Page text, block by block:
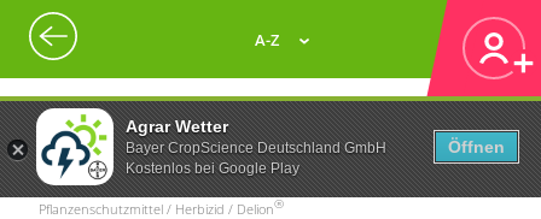
Agrar Wetter
Bayer CropScience Deutschland GmbH
Kostenlos bei Google Play
Öffnen
A-Z
Pflanzenschutzmittel / Herbizid / Delion®